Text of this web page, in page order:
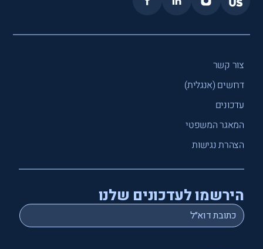
צור קשר
דרושים (אנגלית)
עדכונים
המאגר המשפטי
הצהרת נגישות
הירשמו לעדכונים שלנו
Email
*